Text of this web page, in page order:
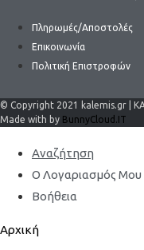
Πληρωμές/Αποστολές
Επικοινωνία
Πολιτική Επιστροφών
© Copyright 2021 kalemis.gr |
Made with by BunnyCloud.IT
Αναζήτηση
Ο Λογαριασμός Μου
Βοήθεια
Αρχική